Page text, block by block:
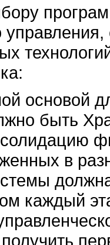
основой
быть
в
каждый
получить